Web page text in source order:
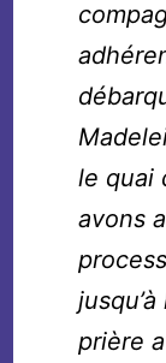
le quai
avons
prière